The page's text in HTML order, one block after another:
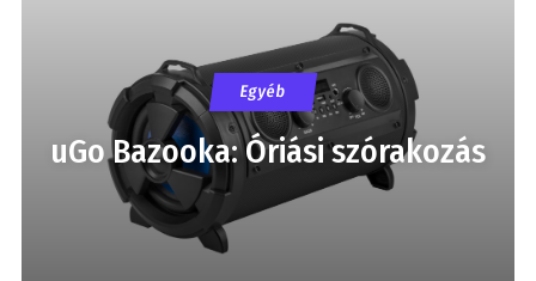
Egyéb
uGo Bazooka: Óriási szórakozás